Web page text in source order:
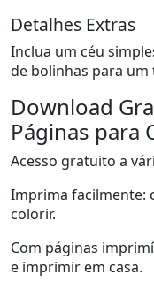
Detalhes Extras
Inclua um céu
de bolinhas para
Download
Páginas para
Acesso gratuito a
Imprima facilmente:
colorir.
Com páginas
e imprimir em casa.